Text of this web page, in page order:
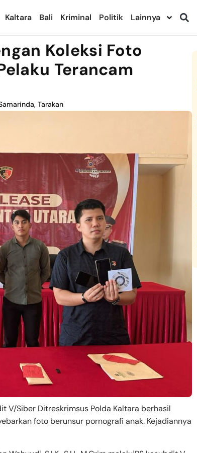
Kaltara Bali Kriminal Politik Lainnya
Koleksi Foto
Terancam
, Tarakan
V/Siber Ditreskrimsus Polda Kaltara berhasil
foto berunsur pornografi anak. Kejadiannya